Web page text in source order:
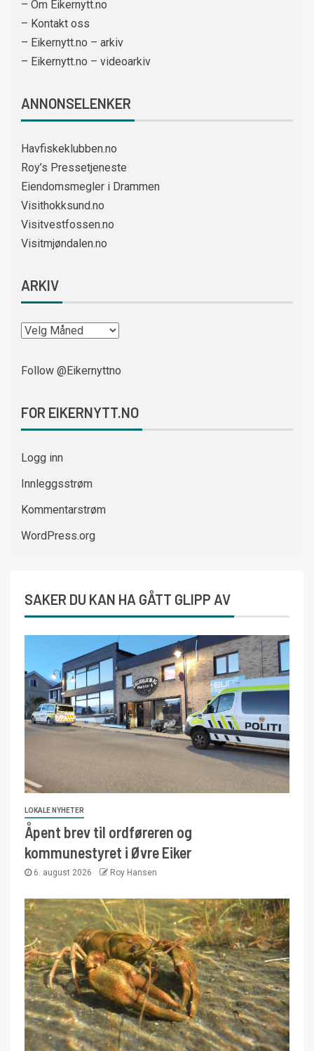
– Om Eikernytt.no
– Kontakt oss
– Eikernytt.no – arkiv
– Eikernytt.no – videoarkiv
ANNONSELENKER
Havfiskeklubben.no
Roy’s Pressetjeneste
Eiendomsmegler i Drammen
Visithokksund.no
Visitvestfossen.no
Visitmjøndalen.no
ARKIV
Follow @Eikernyttno
FOR EIKERNYTT.NO
Logg inn
Innleggsstrøm
Kommentarstrøm
WordPress.org
SAKER DU KAN HA GÅTT GLIPP AV
LOKALE NYHETER
Åpent brev til ordføreren og
kommunestyret i Øvre Eiker
6. august 2026 Roy Hansen